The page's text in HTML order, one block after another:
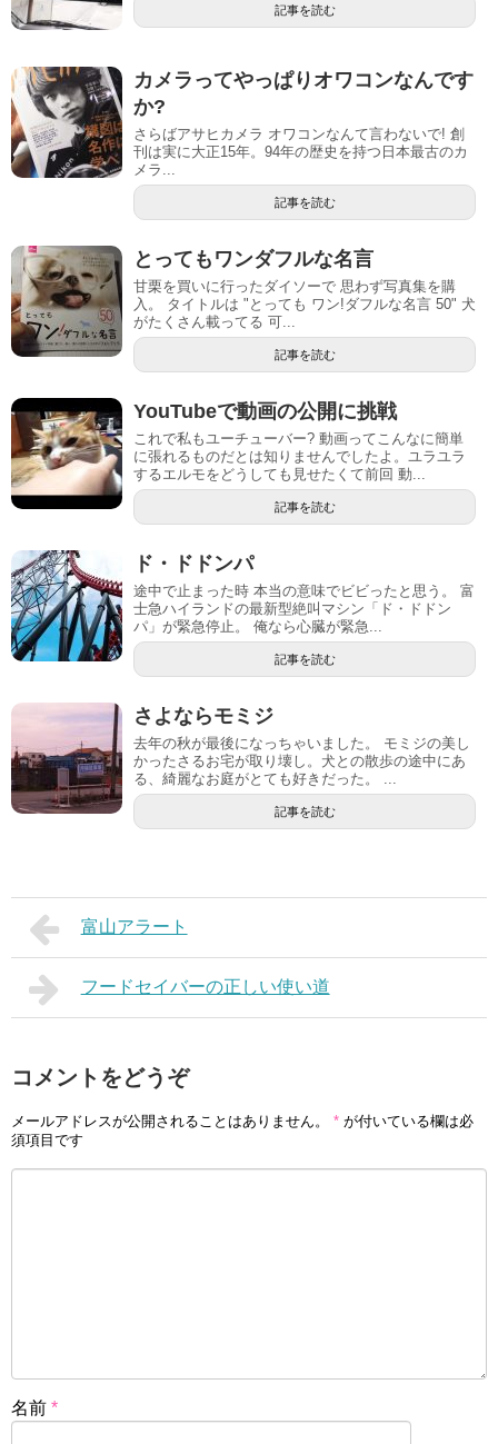
記事を読む
カメラってやっぱりオワコンなんです
か?
さらばアサヒカメラ オワコンなんて言わないで! 創
刊は実に大正15年。94年の歴史を持つ日本最古のカ
メラ...
記事を読む
とってもワンダフルな名言
甘栗を買いに行ったダイソーで 思わず写真集を購
入。 タイトルは "とっても ワン!ダフルな名言 50" 犬
がたくさん載ってる 可...
記事を読む
YouTubeで動画の公開に挑戦
これで私もユーチューバー? 動画ってこんなに簡単
に張れるものだとは知りませんでしたよ。ユラユラ
するエルモをどうしても見せたくて前回 動...
記事を読む
ド・ドドンパ
途中で止まった時 本当の意味でビビったと思う。 富
士急ハイランドの最新型絶叫マシン「ド・ドドン
パ」が緊急停止。 俺なら心臓が緊急...
記事を読む
さよならモミジ
去年の秋が最後になっちゃいました。 モミジの美し
かったさるお宅が取り壊し。犬との散歩の途中にあ
る、綺麗なお庭がとても好きだった。 ...
記事を読む
富山アラート
フードセイバーの正しい使い道
コメントをどうぞ
メールアドレスが公開されることはありません。 * が付いている欄は必
須項目です
名前 *